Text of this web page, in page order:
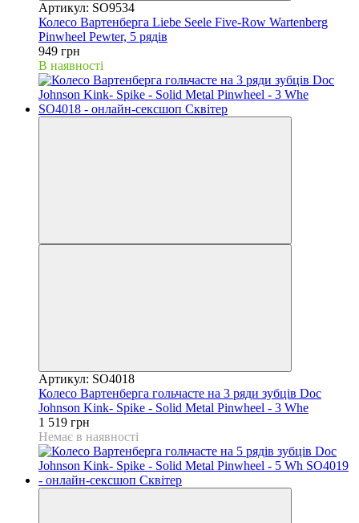
Артикул: SO9534
Колесо Вартенберга Liebe Seele Five-Row Wartenberg
Pinwheel Pewter, 5 рядів
949 грн
В наявності
Артикул: SO4018
Колесо Вартенберга гольчасте на 3 ряди зубців Doc
Johnson Kink- Spike - Solid Metal Pinwheel - 3 Whe
1 519 грн
Немає в наявності